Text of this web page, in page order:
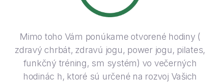
Mimo toho Vám ponúkame otvorené hodiny (
zdravý chrbát, zdravú jogu, power jogu, pilates,
funkčný tréning, sm systém) vo večerných
hodinác h, ktoré sú určené na rozvoj Vašich